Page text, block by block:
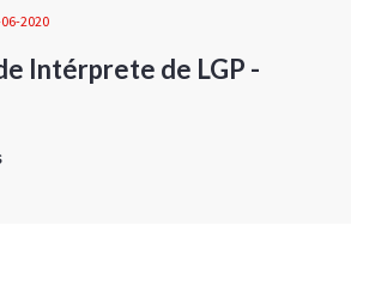
2020
Intérprete de LGP -